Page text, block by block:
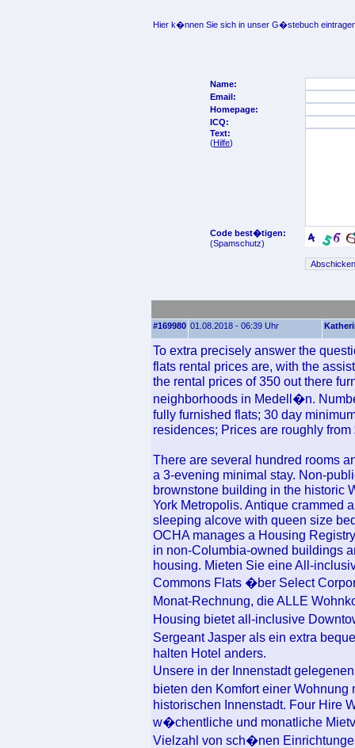
Hier k�nnen Sie sich in unser G�stebuch
Name:
Email:
Homepage:
ICQ:
Text:
(Hilfe)
Code best�tigen:
(Spamschutz)
#169980 01.08.2018 - 06:39 Uhr
To extra precisely answer the
flats rental prices are, with the
the rental prices of 350 out there
neighborhoods in Medell�n.
fully furnished flats; 30 day
residences; Prices are roughly
There are several hundred rooms
a 3-evening minimal stay. Non-
brownstone building in the historic
York Metropolis. Antique crammed
sleeping alcove with queen size
OCHA manages a Housing
in non-Columbia-owned buildings
housing. Mieten Sie eine All-
Commons Flats �ber Select
Monat-Rechnung, die ALLE
Housing bietet all-inclusive
Sergeant Jasper als ein extra
halten Hotel anders.
Unsere in der Innenstadt
bieten den Komfort einer
historischen Innenstadt. Four Hire
w�chentliche und monatliche
Vielzahl von sch�nen